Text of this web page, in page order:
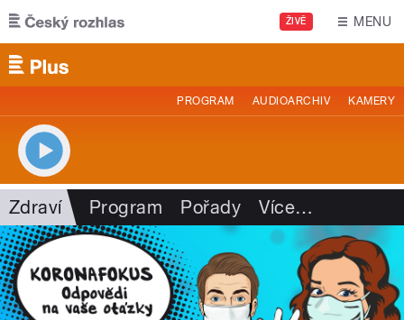
Přejít k hlavnímu obsahu
ŽIVĚ MENU
PROGRAM AUDIOARCHIV KAMERY
Zdraví Program Pořady Více…